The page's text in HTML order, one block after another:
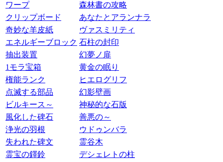
ワープ
森林書の攻略
クリップボード
あなたとアランナラ
奇妙な羊皮紙
ヴァスミリティ
エネルギーブロック 石柱の封印
抽出装置
幻夢ノ扉
1モラ宝箱
黄金の眠り
権能ランク
ヒエログリフ
点滅する部品
幻影壁画
ビルキース～
神秘的な石版
風化した碑石
善悪の～
浄光の羽根
ウドゥンバラ
失われた碑文
霊谷木
霊宝の鐸鈴
デシェレトの柱